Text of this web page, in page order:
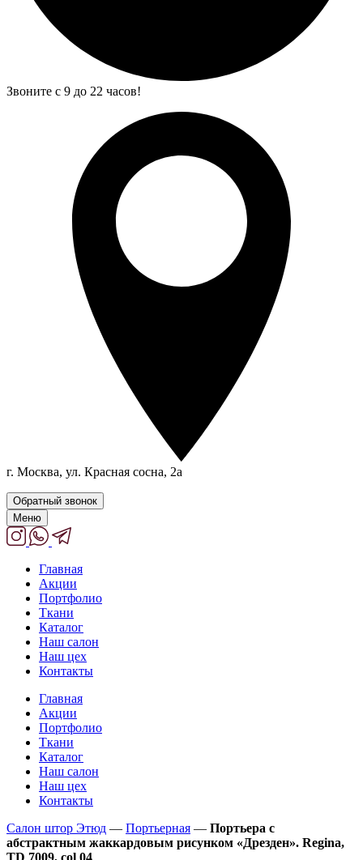
Звоните с 9 до 22 часов!
г. Москва, ул. Красная сосна, 2а
Обратный звонок
Меню
Главная
Акции
Портфолио
Ткани
Каталог
Наш салон
Наш цех
Контакты
Главная
Акции
Портфолио
Ткани
Каталог
Наш салон
Наш цех
Контакты
Салон штор Этюд — Портьерная — Портьера с
абстрактным жаккардовым рисунком «Дрезден». Regina,
TD 7009, col 04